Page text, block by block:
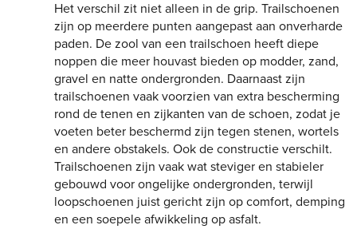
Het verschil zit niet alleen in de grip. Trailschoenen
zijn op meerdere punten aangepast aan onverharde
paden. De zool van een trailschoen heeft diepe
noppen die meer houvast bieden op modder, zand,
gravel en natte ondergronden. Daarnaast zijn
trailschoenen vaak voorzien van extra bescherming
rond de tenen en zijkanten van de schoen, zodat je
voeten beter beschermd zijn tegen stenen, wortels
en andere obstakels. Ook de constructie verschilt.
Trailschoenen zijn vaak wat steviger en stabieler
gebouwd voor ongelijke ondergronden, terwijl
loopschoenen juist gericht zijn op comfort, demping
en een soepele afwikkeling op asfalt.